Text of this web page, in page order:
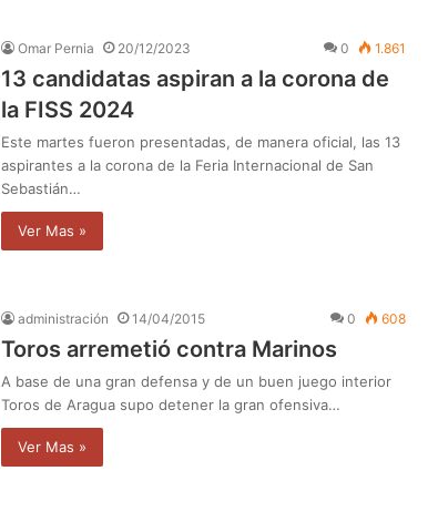
Omar Pernia 20/12/2023 0 1.861
13 candidatas aspiran a la corona de
la FISS 2024
Este martes fueron presentadas, de manera oficial, las 13
aspirantes a la corona de la Feria Internacional de San
Sebastián…
Ver Mas »
administración 14/04/2015 0 608
Toros arremetió contra Marinos
A base de una gran defensa y de un buen juego interior
Toros de Aragua supo detener la gran ofensiva…
Ver Mas »